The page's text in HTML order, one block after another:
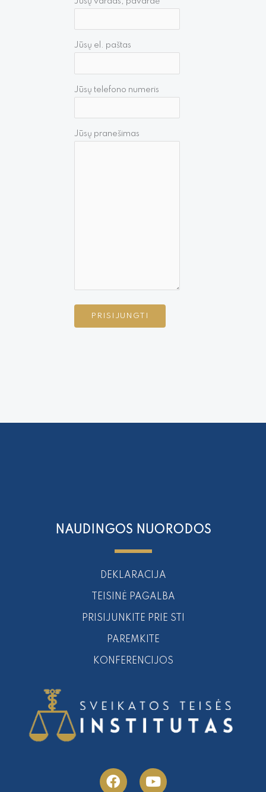
Jūsų el. paštas
Jūsų telefono numeris
Jūsų pranešimas
NAUDINGOS NUORODOS
DEKLARACIJA
TEISINĖ PAGALBA
PRISIJUNKITE PRIE STI
PAREMKITE
KONFERENCIJOS
a
o